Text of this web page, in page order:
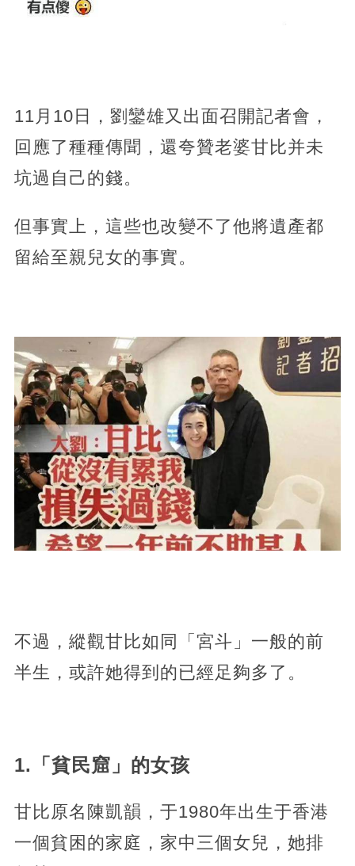
11月10日，劉鑾雄又出面召開記者會，
回應了種種傳聞，還夸贊老婆甘比并未
坑過自己的錢。
但事實上，這些也改變不了他將遺產都
留給至親兒女的事實。
不過，縱觀甘比如同「宮斗」一般的前
半生，或許她得到的已經足夠多了。
1.「貧民窟」的女孩
甘比原名陳凱韻，于1980年出生于香港
一個貧困的家庭，家中三個女兒，她排